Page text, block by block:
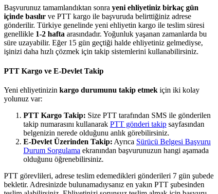
Başvurunuz tamamlandıktan sonra yeni ehliyetiniz birkaç gün
içinde basılır ve PTT kargo ile başvuruda belirttiğiniz adrese
gönderilir. Türkiye genelinde yeni ehliyetin kargo ile teslim süresi
genellikle 1-2 hafta arasındadır. Yoğunluk yaşanan zamanlarda bu
süre uzayabilir. Eğer 15 gün geçtiği halde ehliyetiniz gelmediyse,
işinizi daha hızlı çözmek için takip sistemlerini kullanabilirsiniz.
PTT Kargo ve E-Devlet Takip
Yeni ehliyetinizin kargo durumunu takip etmek için iki kolay
yolunuz var:
PTT Kargo Takip: Size PTT tarafından SMS ile gönderilen
takip numarasını kullanarak PTT gönderi takip sayfasından
belgenizin nerede olduğunu anlık görebilirsiniz.
E-Devlet Üzerinden Takip: Ayrıca Sürücü Belgesi Başvuru
Durum Sorgulama ekranından başvurunuzun hangi aşamada
olduğunu öğrenebilirsiniz.
PTT görevlileri, adrese teslim edemedikleri gönderileri 7 gün şubede
bekletir. Adresinizde bulunamadıysanız en yakın PTT şubesinden